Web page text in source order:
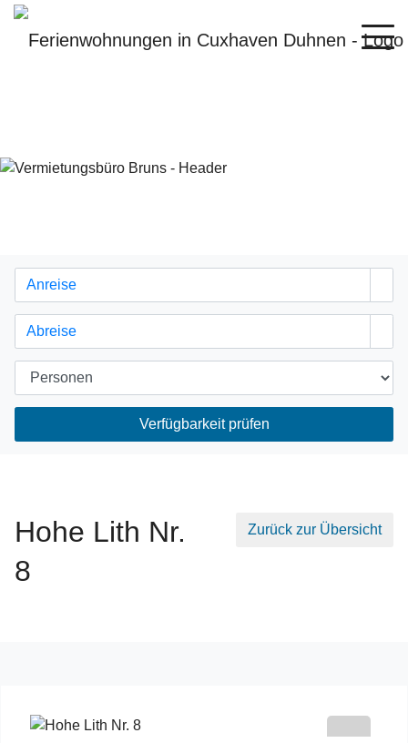
Verfügbarkeit prüfen
Hohe Lith Nr.
8
Zurück zur Übersicht